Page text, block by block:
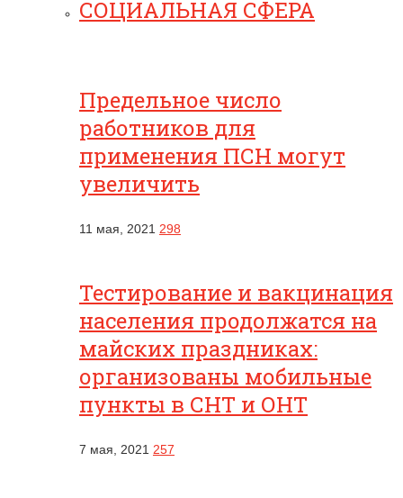
СОЦИАЛЬНАЯ СФЕРА
Предельное число
работников для
применения ПСН могут
увеличить
11 мая, 2021 298
Тестирование и вакцинация
населения продолжатся на
майских праздниках:
организованы мобильные
пункты в СНТ и ОНТ
7 мая, 2021 257